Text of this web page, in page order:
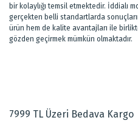
bir kolaylığı temsil etmektedir. İddialı
gerçekten belli standartlarda
ürün hem de kalite avantajları ile
gözden geçirmek mümkün olmaktadır.
7999 TL Üzeri Bedava Kargo